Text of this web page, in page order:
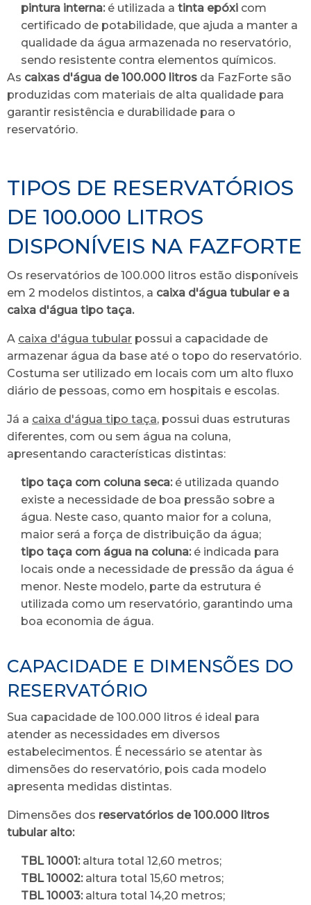
pintura interna:é utilizada a tinta epóxi com
certificado de potabilidade, que ajuda a manter a
qualidade da água armazenada no reservatório,
sendo resistente contra elementos químicos.
As caixas d'água de 100.000 litros da FazForte são
produzidas com materiais de alta qualidade para
garantir resistência e durabilidade para o
reservatório.
TIPOS DE RESERVATÓRIOS
DE 100.000 LITROS
DISPONÍVEIS NA FAZFORTE
Os reservatórios de 100.000 litros estão disponíveis
em 2 modelos distintos, a caixa d'água tubular e a
caixa d'água tipo taça.
A caixa d'água tubular possui a capacidade de
armazenar água da base até o topo do reservatório.
Costuma ser utilizado em locais com um alto fluxo
diário de pessoas, como em hospitais e escolas.
Já a caixa d'água tipo taça, possui duas estruturas
diferentes, com ou sem água na coluna,
apresentando características distintas:
tipo taça com coluna seca:é utilizada quando
existe a necessidade de boa pressão sobre a
água. Neste caso, quanto maior for a coluna,
maior será a força de distribuição da água;
tipo taça com água na coluna:é indicada para
locais onde a necessidade de pressão da água é
menor. Neste modelo, parte da estrutura é
utilizada como um reservatório, garantindo uma
boa economia de água.
CAPACIDADE E DIMENSÕES DO
RESERVATÓRIO
Sua capacidade de 100.000 litros é ideal para
atender as necessidades em diversos
estabelecimentos. É necessário se atentar às
dimensões do reservatório, pois cada modelo
apresenta medidas distintas.
Dimensões dos reservatórios de 100.000 litros
tubular alto:
TBL 10001:altura total 12,60 metros;
TBL 10002:altura total 15,60 metros;
TBL 10003:altura total 14,20 metros;